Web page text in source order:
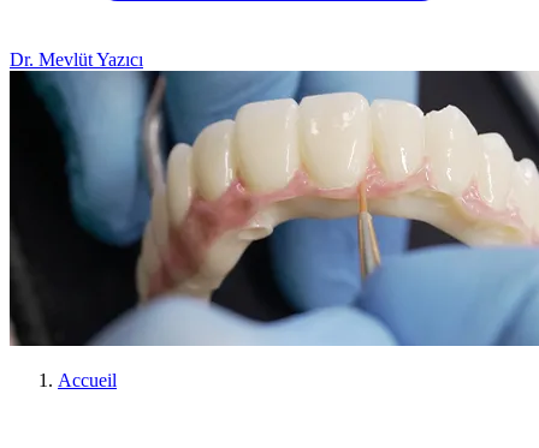
Dr. Mevlüt Yazıcı
Accueil